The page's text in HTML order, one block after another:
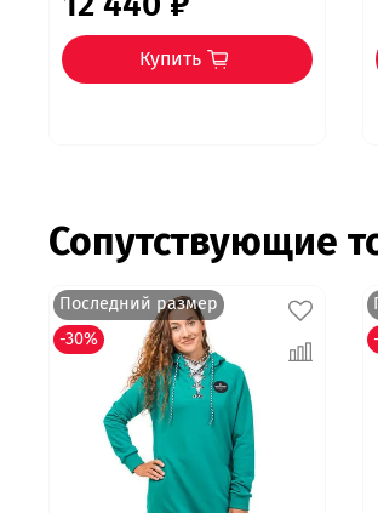
Купить
Сопутствующие
Последний размер
-30%